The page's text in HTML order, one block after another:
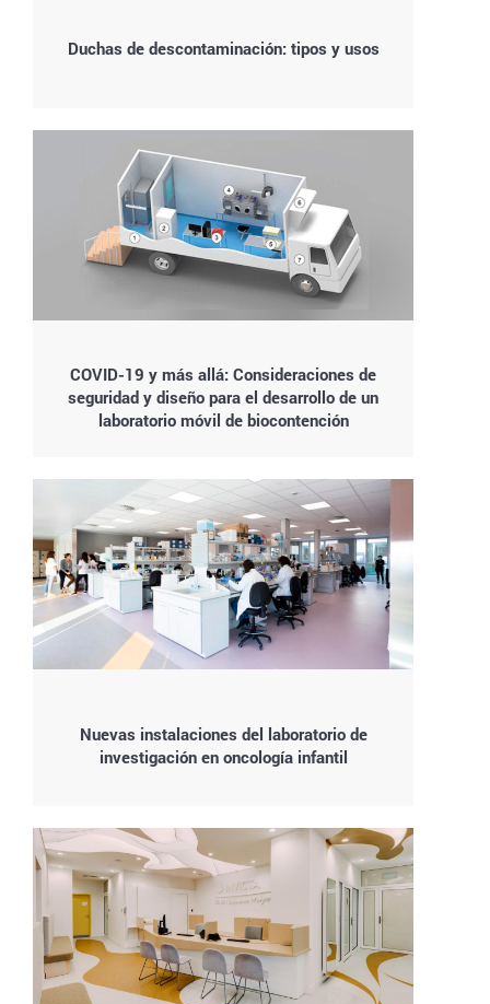
Duchas de descontaminación: tipos y usos
COVID-19 y más allá: Consideraciones de
seguridad y diseño para el desarrollo de un
laboratorio móvil de biocontención
Nuevas instalaciones del laboratorio de
investigación en oncología infantil